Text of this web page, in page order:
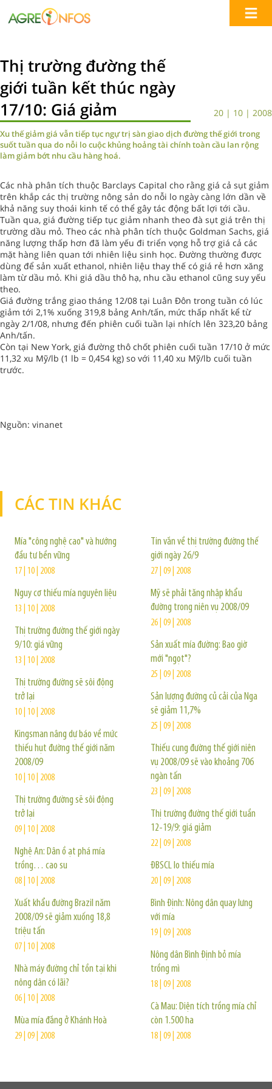
Thị trường đường thế
giới tuần kết thúc ngày
17/10: Giá giảm
20 | 10 | 2008
Xu thế giảm giá vẫn tiếp tục ngự trị sàn giao dịch đường thế giới trong
suốt tuần qua do nỗi lo cuộc khủng hoảng tài chính toàn cầu lan rộng
làm giảm bớt nhu cầu hàng hoá.
Các nhà phân tích thuộc Barclays Capital cho rằng giá cả sụt giảm
trên khắp các thị trường nông sản do nỗi lo ngày càng lớn dần về
khả năng suy thoái kinh tế có thể gây tác động bất lợi tới cầu.
Tuần qua, giá đường tiếp tục giảm nhanh theo đà sụt giá trên thị
trường dầu mỏ. Theo các nhà phân tích thuộc Goldman Sachs, giá
năng lượng thấp hơn đã làm yếu đi triển vọng hỗ trợ giá cả các
mặt hàng liên quan tới nhiên liệu sinh học. Đường thường được
dùng để sản xuất ethanol, nhiên liệu thay thế có giá rẻ hơn xăng
làm từ dầu mỏ. Khi giá dầu thô hạ, nhu cầu ethanol cũng suy yếu
theo.
Giá đường trắng giao tháng 12/08 tại Luân Đôn trong tuần có lúc
giảm tới 2,1% xuống 319,8 bảng Anh/tấn, mức thấp nhất kể từ
ngày 2/1/08, nhưng đến phiên cuối tuần lại nhích lên 323,20 bảng
Anh/tấn.
Còn tại New York, giá đường thô chốt phiên cuối tuần 17/10 ở mức
11,32 xu Mỹ/lb (1 lb = 0,454 kg) so với 11,40 xu Mỹ/lb cuối tuần
trước.
Nguồn: vinanet
CÁC TIN KHÁC
Mía "công nghệ cao" và hướng
đầu tư bền vững
17 | 10 | 2008
Nguy cơ thiếu mía nguyên liệu
13 | 10 | 2008
Thị trường đường thế giới ngày
9/10: giá vững
13 | 10 | 2008
Thị trường đường sẽ sôi động
trở lại
10 | 10 | 2008
Kingsman nâng dự báo về mức
thiếu hụt đường thế giới năm
2008/09
10 | 10 | 2008
Thị trường đường sẽ sôi động
trở lại
09 | 10 | 2008
Nghệ An: Dân ồ ạt phá mía
trồng… cao su
08 | 10 | 2008
Xuất khẩu đường Brazil năm
2008/09 sẽ giảm xuống 18,8
triệu tấn
07 | 10 | 2008
Nhà máy đường chỉ tồn tại khi
nông dân có lãi?
06 | 10 | 2008
Mùa mía đắng ở Khánh Hoà
29 | 09 | 2008
Tin vắn về thị trường đường thế
giới ngày 26/9
27 | 09 | 2008
Mỹ sẽ phải tăng nhập khẩu
đường trong niên vụ 2008/09
26 | 09 | 2008
Sản xuất mía đường: Bao giờ
mới "ngọt"?
25 | 09 | 2008
Sản lượng đường củ cải của Nga
sẽ giảm 11,7%
25 | 09 | 2008
Thiếu cung đường thế giới niên
vụ 2008/09 sẽ vào khoảng 706
ngàn tấn
23 | 09 | 2008
Thị trường đường thế giới tuần
12-19/9: giá giảm
22 | 09 | 2008
ĐBSCL lo thiếu mía
20 | 09 | 2008
Bình Định: Nông dân quay lưng
với mía
19 | 09 | 2008
Nông dân Bình Định bỏ mía
trồng mì
18 | 09 | 2008
Cà Mau: Diện tích trồng mía chỉ
còn 1.500 ha
18 | 09 | 2008